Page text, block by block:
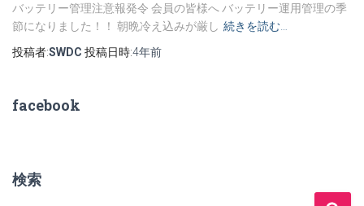
バッテリー管理注意報発令 会員の皆様へ バッテリー運用管理の季
節になりました！！ 朝晩冷え込みが厳し 続きを読む…
投稿者:SWDC 投稿日時:4年前
facebook
検索